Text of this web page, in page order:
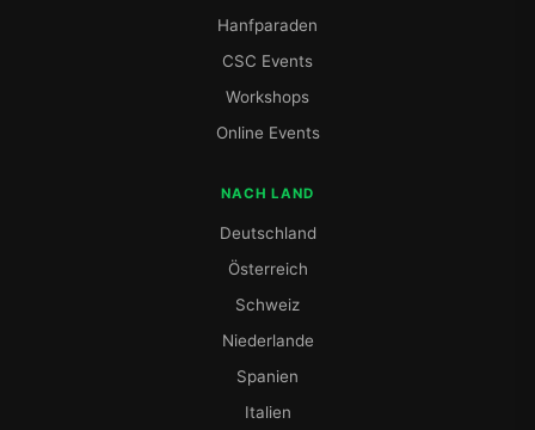
Hanfparaden
CSC Events
Workshops
Online Events
NACH LAND
Deutschland
Österreich
Schweiz
Niederlande
Spanien
Italien